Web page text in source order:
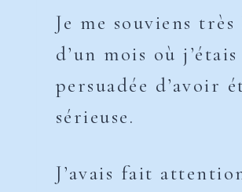
Je me souviens très
d’un mois où j’étais
persuadée d’avoir
sérieuse.
J’avais fait